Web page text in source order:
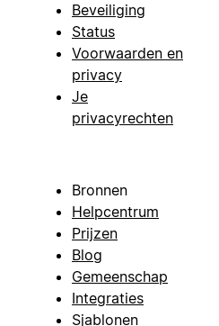
Beveiliging
Status
Voorwaarden en
privacy
Je
privacyrechten
Bronnen
Helpcentrum
Prijzen
Blog
Gemeenschap
Integraties
Sjablonen